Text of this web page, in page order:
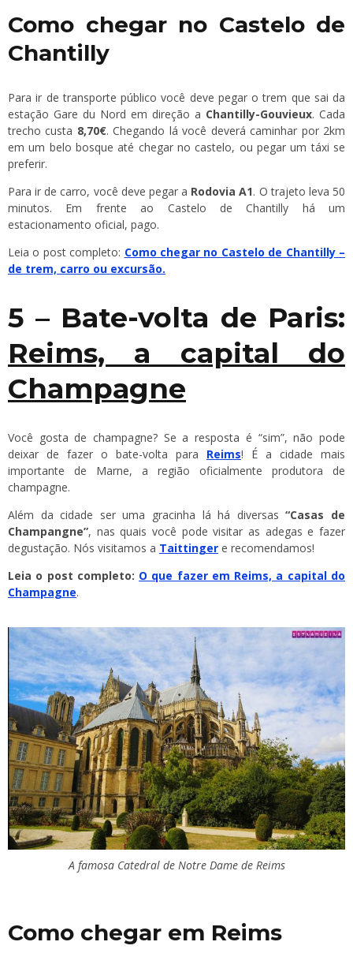
Como chegar no Castelo de
Chantilly
Para ir de transporte público você deve pegar o trem que sai da
estação Gare du Nord em direção a Chantilly-Gouvieux. Cada
trecho custa 8,70€. Chegando lá você deverá caminhar por 2km
em um belo bosque até chegar no castelo, ou pegar um táxi se
preferir.
Para ir de carro, você deve pegar a Rodovia A1. O trajeto leva 50
minutos. Em frente ao Castelo de Chantilly há um
estacionamento oficial, pago.
Leia o post completo: Como chegar no Castelo de Chantilly –
de trem, carro ou excursão.
5 – Bate-volta de Paris:
Reims, a capital do
Champagne
Você gosta de champagne? Se a resposta é “sim”, não pode
deixar de fazer o bate-volta para Reims! É a cidade mais
importante de Marne, a região oficialmente produtora de
champagne.
Além da cidade ser uma gracinha lá há diversas“Casas de
Champangne”, nas quais você pode visitar as adegas e fazer
degustação. Nós visitamos a Taittinger e recomendamos!
Leia o post completo: O que fazer em Reims, a capital do
Champagne.
A famosa Catedral de Notre Dame de Reims
Como chegar em Reims